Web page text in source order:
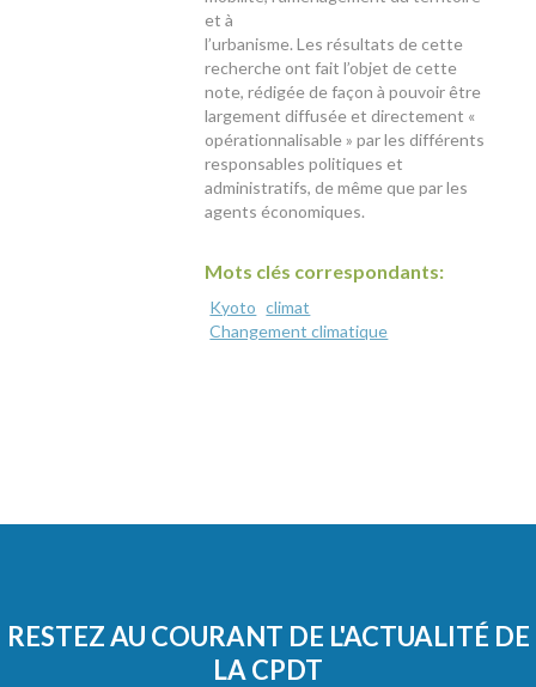
et à
l’urbanisme. Les résultats de cette
recherche ont fait l’objet de cette
note, rédigée de façon à pouvoir être
largement diffusée et directement «
opérationnalisable » par les différents
responsables politiques et
administratifs, de même que par les
agents économiques.
Mots clés correspondants:
Kyoto climat
Changement climatique
RESTEZ AU COURANT DE L'ACTUALITÉ DE
LA CPDT